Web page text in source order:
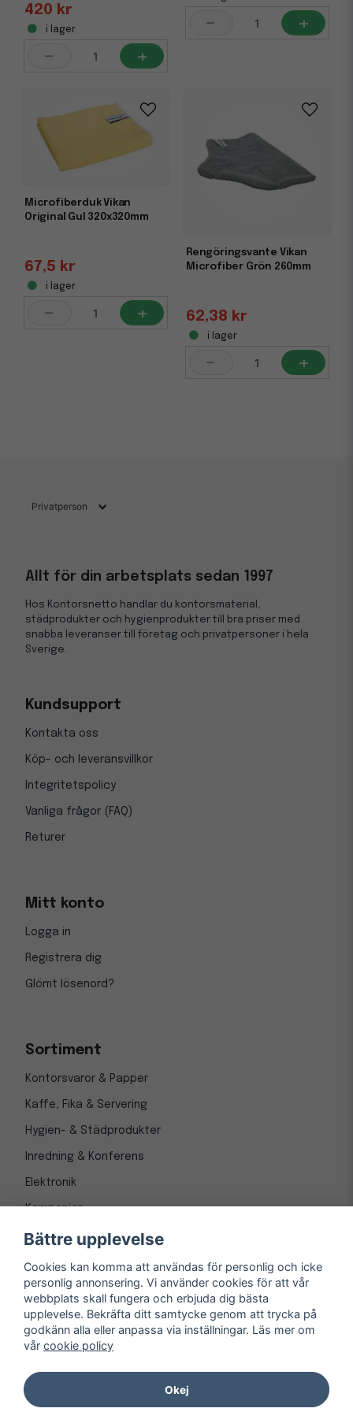
420 kr
i lager
- +
- +
Microfiberduk Vikan
Original Gul 320x320mm
67,5 kr
i lager
- +
Rengöringsvante Vikan
Microfiber Grön 260mm
62,38 kr
i lager
- +
Allt för din arbetsplats sedan 1997
Hos Kontorsnetto handlar du kontorsmaterial,
städprodukter och hygienprodukter till bra priser med
snabba leveranser till företag och privatpersoner i hela
Sverige.
Kundsupport
Kontakta oss
Köp- och leveransvillkor
Integritetspolicy
Vanliga frågor (FAQ)
Returer
Mitt konto
Logga in
Registrera dig
Glömt lösenord?
Sortiment
Kontorsvaror & Papper
Kaffe, Fika & Servering
Hygien- & Städprodukter
Inredning & Konferens
Elektronik
Kampanjer
© Copyright 1997-2026
Bättre upplevelse
Cookies kan komma att användas för personlig och icke
personlig annonsering. Vi använder cookies för att vår
webbplats skall fungera och erbjuda dig bästa
upplevelse. Bekräfta ditt samtycke genom att trycka på
godkänn alla eller anpassa via inställningar. Läs mer om
vår cookie policy
Okej